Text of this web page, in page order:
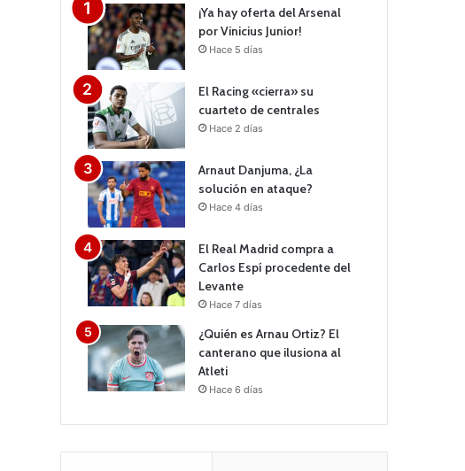
¡Ya hay oferta del Arsenal
por Vinicius Junior!
Hace 5 días
El Racing «cierra» su
cuarteto de centrales
Hace 2 días
Arnaut Danjuma, ¿La
solución en ataque?
Hace 4 días
El Real Madrid compra a
Carlos Espí procedente del
Levante
Hace 7 días
¿Quién es Arnau Ortiz? El
canterano que ilusiona al
Atleti
Hace 6 días